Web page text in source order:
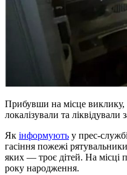
Прибувши на місце виклику,
локалізували та
Як інформують у прес-
гасіння пожежі
яких — троє дітей. На місці
року народження.